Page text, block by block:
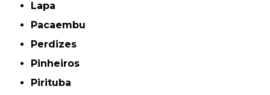
Lapa
Pacaembu
Perdizes
Pinheiros
Pirituba